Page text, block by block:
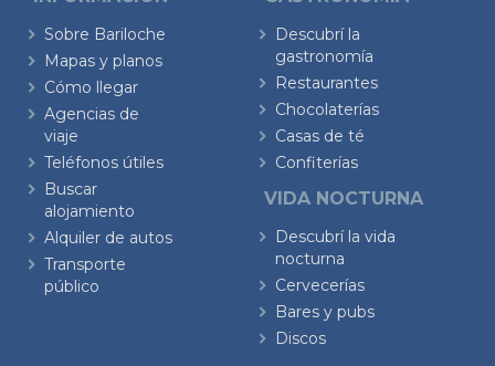
Sobre Bariloche
Mapas y planos
Cómo llegar
Agencias de
viaje
Teléfonos útiles
Buscar
alojamiento
Alquiler de autos
Transporte
público
Descubrí la
gastronomía
Restaurantes
Chocolaterías
Casas de té
Confiterías
VIDA NOCTURNA
Descubrí la vida
nocturna
Cervecerías
Bares y pubs
Discos